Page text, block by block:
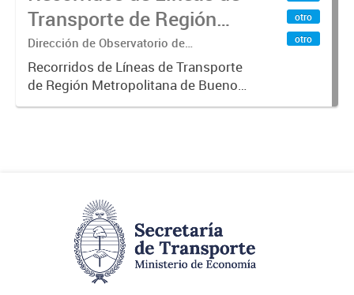
Transporte de Región
Metropolitana de
Buenos Aires (RMBA)
Dirección de Observatorio de
Transporte, Estudio y Sistemas
Recorridos de Líneas de Transporte
de Región Metropolitana de Buenos
Aires (RMBA).-
otro
otro